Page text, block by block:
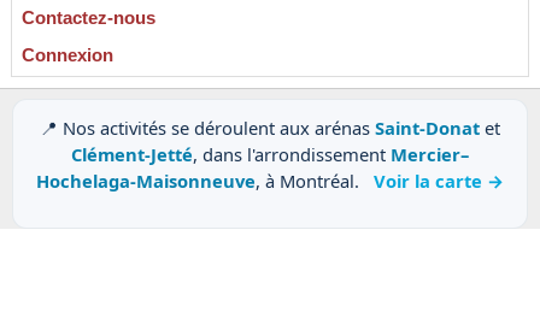
Contactez-nous
Connexion
📍 Nos activités se déroulent aux arénas Saint-Donat et
Clément-Jetté, dans l'arrondissement Mercier–
Hochelaga-Maisonneuve, à Montréal. Voir la carte →